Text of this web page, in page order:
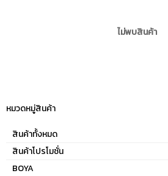
ไม่พบสินค้า
หมวดหมู่สินค้า
สินค้าทั้งหมด
สินค้าโปรโมชั่น
BOYA